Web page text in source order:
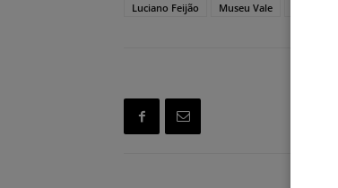
Luciano Feijão
Museu Vale